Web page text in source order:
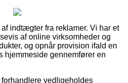
indtægter fra reklamer. Vi har et
af online virksomheder og
og opnår provision ifald en
hjemmeside gennemfører en
vedligeholdes